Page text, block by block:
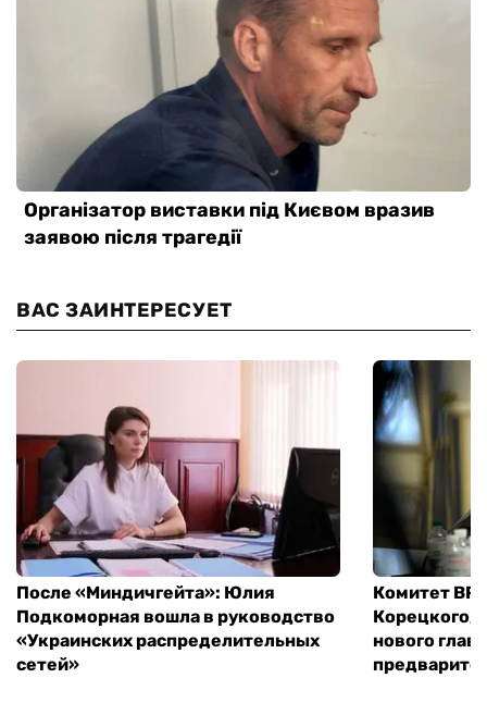
ВАС ЗАИНТЕРЕСУЕТ
После «Миндичгейта»: Юлия
Подкоморная вошла в руководство
«Украинских распределительных
сетей»
Комитет ВР
Корецкого,
нового